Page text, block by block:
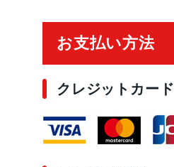
お支払い方法
クレジットカード